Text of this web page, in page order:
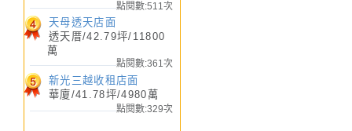
渡假別墅荷蘭灣
透天厝/3280萬 /98.64
坪
點閱數:511次
天母透天店面
透天厝/42.79坪/11800
萬
點閱數:361次
新光三越收租店面
華廈/41.78坪/4980萬
點閱數:329次